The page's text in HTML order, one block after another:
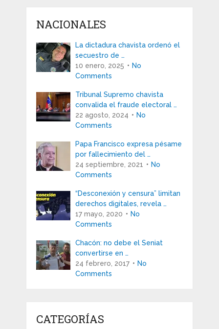
NACIONALES
La dictadura chavista ordenó el
secuestro de …
10 enero, 2025
No
Comments
Tribunal Supremo chavista
convalida el fraude electoral …
22 agosto, 2024
No
Comments
Papa Francisco expresa pésame
por fallecimiento del …
24 septiembre, 2021
No
Comments
“Desconexión y censura” limitan
derechos digitales, revela …
17 mayo, 2020
No
Comments
Chacón: no debe el Seniat
convertirse en …
24 febrero, 2017
No
Comments
CATEGORÍAS